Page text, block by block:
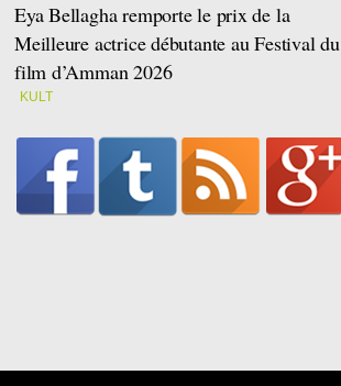
Eya Bellagha remporte le prix de la
Meilleure actrice débutante au Festival du
film d’Amman 2026
KULT